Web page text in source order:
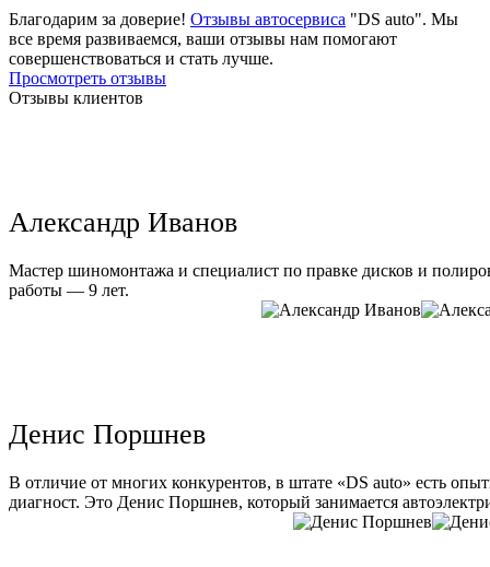
Благодарим за доверие! Отзывы автосервиса "DS auto". Мы
все время развиваемся, ваши отзывы нам помогают
совершенствоваться и стать лучше.
Просмотреть отзывы
Отзывы клиентов
Александр Иванов
Мастер шиномонтажа и специалист по правке дисков и
работы — 9 лет.
Денис Поршнев
В отличие от многих конкурентов, в штате «DS auto» есть
диагност. Это Денис Поршнев, который занимается